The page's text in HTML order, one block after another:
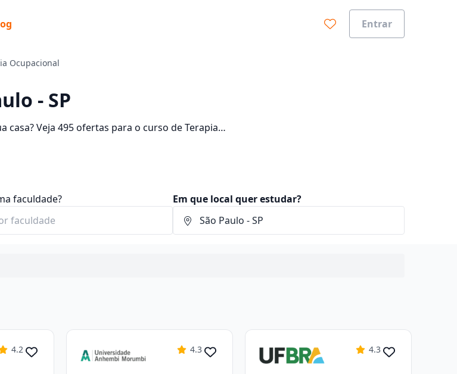
Entrar
Ocupacional
- SP
Veja 495 ofertas para o curso de Terapia
faculdade? Em que local quer estudar?
4.2 4.3 4.3